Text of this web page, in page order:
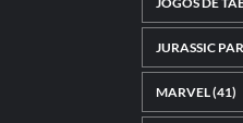
JURASSIC
MARVEL(41)